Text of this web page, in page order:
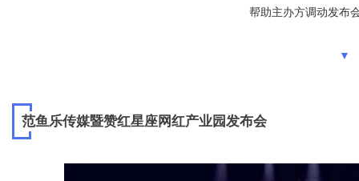
帮助主办方调动发布
▼
范鱼乐传媒暨赞红星座网红产业园发布会